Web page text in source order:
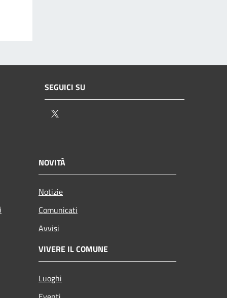
SEGUICI SU
NOVITÀ
Notizie
Comunicati
Avvisi
VIVERE IL COMUNE
Luoghi